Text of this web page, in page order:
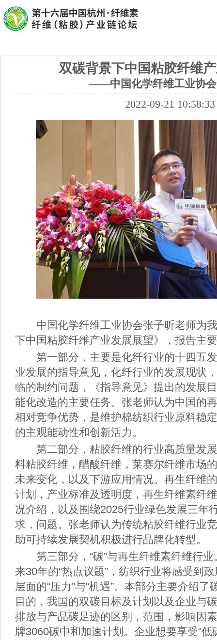
双碳背景下中国粘胶纤维
——中国化学纤维工业协
2022-09-21 10:58:33
中国化学纤维工业协会张子昕老师为我
下中国粘胶纤维产业发展展望》，报告主
第一部分，主要是化纤行业的十四五发
业发展的指导意见，化纤行业的发展现状
临的制约问题，《指导意见》提出的发展
能化改造的主要任务。张老师认为中国的
相对竞争优势，是维护棉纺织行业原料稳
的主观能动性和创新活力。
第二部分，粘胶纤维的行业高质量发展
料粘胶纤维，醋酸纤维，莱赛尔纤维市场
未来变化，以及下游应用情况。再生纤维
计划，产业标准及透明度，再生纤维素纤
况介绍，以及围绕2025行业绿色发展三年
求，问题。张老师认为传统粘胶纤维行业
助可持续发展契机积极进行品牌化转型。
第三部分，“碳”与再生纤维素纤维行业
来30年的“热点议题”，纺织行业将感受到
层面的“压力”与“机遇”。本部分主要介绍
目的，我国的双碳目标及计划以及企业与
排放与产品碳足迹的区别，范围，影响因
牌3060碳中和加速计划。企业想要享受“低